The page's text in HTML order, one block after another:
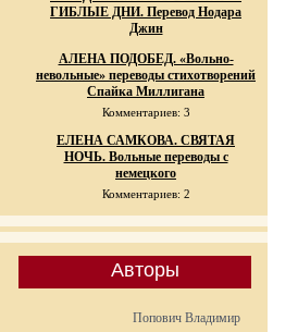
ГИБЛЫЕ ДНИ. Перевод Нодара
Джин
АЛЕНА ПОДОБЕД. «Вольно-
невольные» переводы стихотворений
Спайка Миллигана
Комментариев: 3
ЕЛЕНА САМКОВА. СВЯТАЯ
НОЧЬ. Вольные переводы с
немецкого
Комментариев: 2
Авторы
Попович Владимир